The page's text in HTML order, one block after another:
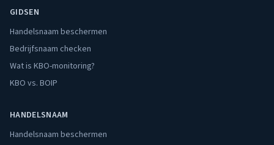
GIDSEN
Handelsnaam beschermen
Bedrijfsnaam checken
Wat is KBO-monitoring?
KBO vs. BOIP
HANDELSNAAM
Handelsnaam beschermen